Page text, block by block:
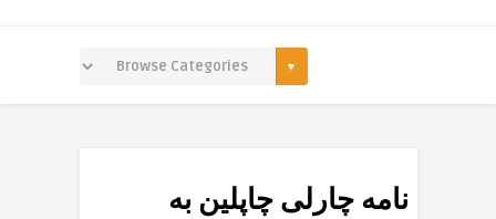
نامه چارلی چاپلین به